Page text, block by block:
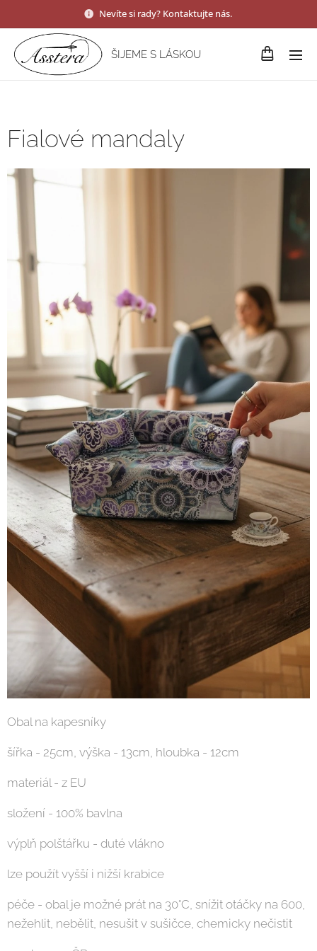
Nevíte si rady? Kontaktujte nás.
ŠIJEME S LÁSKOU
Fialové mandaly
Obal na kapesníky
šířka - 25cm, výška - 13cm, hloubka - 12cm
materiál - z EU
složení - 100% bavlna
výplň polštářku - duté vlákno
lze použít vyšší i nižší krabice
péče - obal je možné prát na 30°C, snížit otáčky na 600,
nežehlit, nebělit, nesušit v sušičce, chemicky nečistit